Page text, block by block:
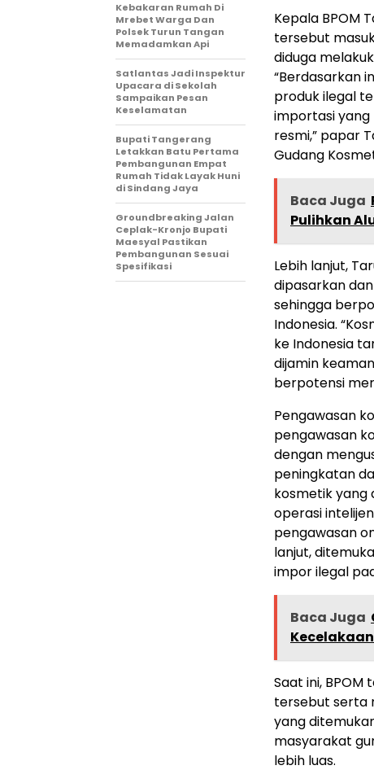
Kepala BPOM
tersebut
diduga
“Berdasarkan
produk ilegal
importasi yang
resmi,” papar
Gudang
Baca Juga
Pulihkan
Lebih lanjut,
dipasarkan
sehingga
Indonesia.
ke Indonesia
dijamin
berpotensi
Pengawasan
pengawasan
dengan
peningkatan
kosmetik yang
operasi
pengawasan
lanjut,
impor ilegal
Baca Juga
Saat ini,
tersebut serta
yang
masyarakat
lebih luas.
Kebakaran Rumah Di
Mrebet Warga Dan
Polsek Turun Tangan
Memadamkan Api
Satlantas Jadi Inspektur
Upacara di Sekolah
Sampaikan Pesan
Keselamatan
Bupati Tangerang
Letakkan Batu Pertama
Pembangunan Empat
Rumah Tidak Layak Huni
di Sindang Jaya
Groundbreaking Jalan
Ceplak-Kronjo Bupati
Maesyal Pastikan
Pembangunan Sesuai
Spesifikasi